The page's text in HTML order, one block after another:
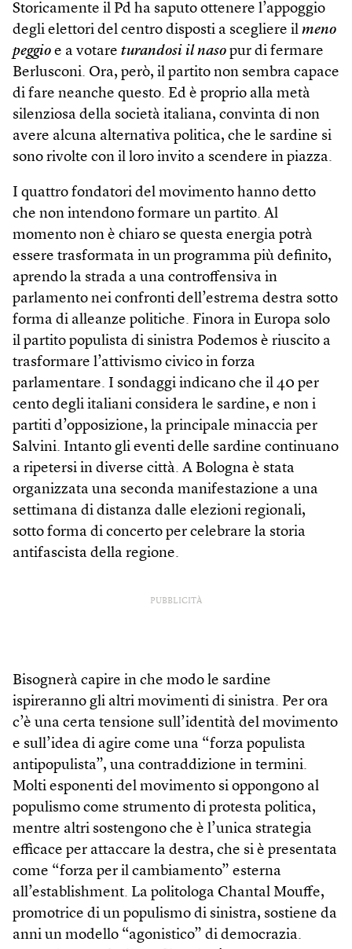
Storicamente il Pd ha saputo ottenere l’appoggio
degli elettori del centro disposti a scegliere il meno
peggio e a votare turandosi il naso pur di fermare
Berlusconi. Ora, però, il partito non sembra capace
di fare neanche questo. Ed è proprio alla metà
silenziosa della società italiana, convinta di non
avere alcuna alternativa politica, che le sardine si
sono rivolte con il loro invito a scendere in piazza.
I quattro fondatori del movimento hanno detto
che non intendono formare un partito. Al
momento non è chiaro se questa energia potrà
essere trasformata in un programma più definito,
aprendo la strada a una controffensiva in
parlamento nei confronti dell’estrema destra sotto
forma di alleanze politiche. Finora in Europa solo
il partito populista di sinistra Podemos è riuscito a
trasformare l’attivismo civico in forza
parlamentare. I sondaggi indicano che il 40 per
cento degli italiani considera le sardine, e non i
partiti d’opposizione, la principale minaccia per
Salvini. Intanto gli eventi delle sardine continuano
a ripetersi in diverse città. A Bologna è stata
organizzata una seconda manifestazione a una
settimana di distanza dalle elezioni regionali,
sotto forma di concerto per celebrare la storia
antifascista della regione.
PUBBLICITÀ
Bisognerà capire in che modo le sardine
ispireranno gli altri movimenti di sinistra. Per ora
c’è una certa tensione sull’identità del movimento
e sull’idea di agire come una “forza populista
antipopulista”, una contraddizione in termini.
Molti esponenti del movimento si oppongono al
populismo come strumento di protesta politica,
mentre altri sostengono che è l’unica strategia
efficace per attaccare la destra, che si è presentata
come “forza per il cambiamento” esterna
all’establishment. La politologa Chantal Mouffe,
promotrice di un populismo di sinistra, sostiene da
anni un modello “agonistico” di democrazia.